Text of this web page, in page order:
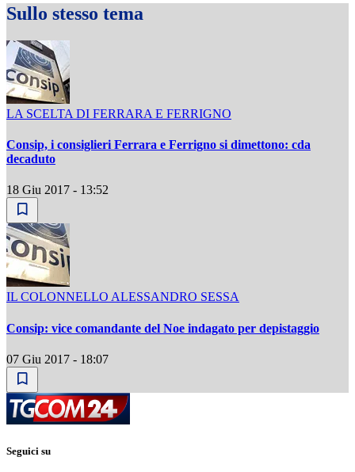
Sullo stesso tema
LA SCELTA DI FERRARA E FERRIGNO
Consip, i consiglieri Ferrara e Ferrigno si dimettono: cda
decaduto
18 Giu 2017 - 13:52
IL COLONNELLO ALESSANDRO SESSA
Consip: vice comandante del Noe indagato per depistaggio
07 Giu 2017 - 18:07
Seguici su